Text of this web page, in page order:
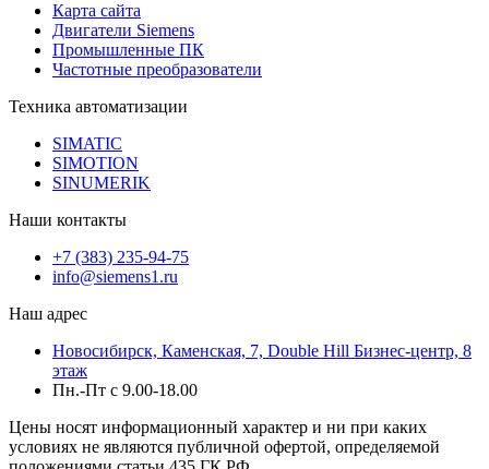
Карта сайта
Двигатели Siemens
Промышленные ПК
Частотные преобразователи
Техника автоматизации
SIMATIC
SIMOTION
SINUMERIK
Наши контакты
+7 (383) 235-94-75
info@siemens1.ru
Наш адрес
Новосибирск, Каменская, 7, Double Hill ​Бизнес-центр, 8
этаж
Пн.-Пт с 9.00-18.00
Цены носят информационный характер и ни при каких
условиях не являются публичной офертой, определяемой